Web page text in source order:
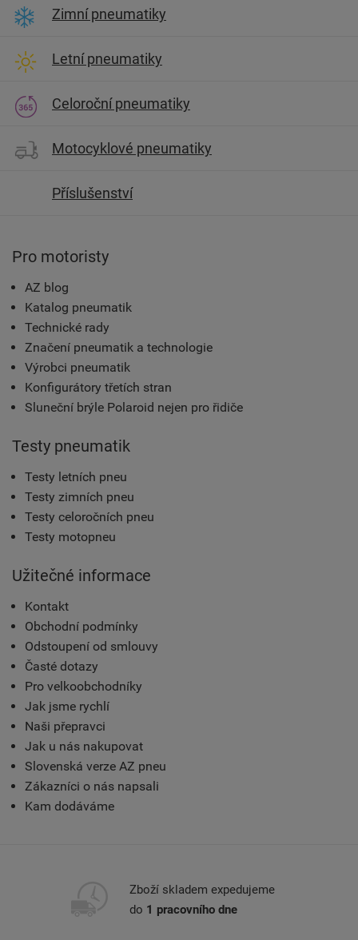
Zimní pneumatiky
Letní pneumatiky
Celoroční pneumatiky
Motocyklové pneumatiky
Příslušenství
Pro motoristy
AZ blog
Katalog pneumatik
Technické rady
Značení pneumatik a technologie
Výrobci pneumatik
Konfigurátory třetích stran
Sluneční brýle Polaroid nejen pro řidiče
Testy pneumatik
Testy letních pneu
Testy zimních pneu
Testy celoročních pneu
Testy motopneu
Užitečné informace
Kontakt
Obchodní podmínky
Odstoupení od smlouvy
Časté dotazy
Pro velkoobchodníky
Jak jsme rychlí
Naši přepravci
Jak u nás nakupovat
Slovenská verze AZ pneu
Zákazníci o nás napsali
Kam dodáváme
Zboží skladem expedujeme
do 1 pracovního dne